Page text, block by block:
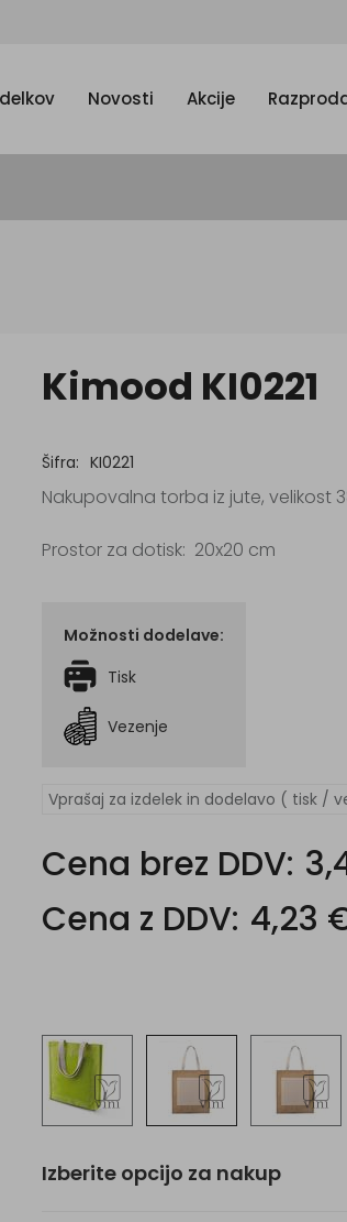
Novosti Akcije
Kimood KI0221
Šifra: KI0221
Nakupovalna torba iz jute, velikost
Prostor za dotisk: 20x20 cm
Možnosti dodelave:
Tisk
Vezenje
Vprašaj za izdelek in dodelavo ( tisk /
Cena brez DDV:
Cena z DDV: 4,23
Izberite opcijo za nakup